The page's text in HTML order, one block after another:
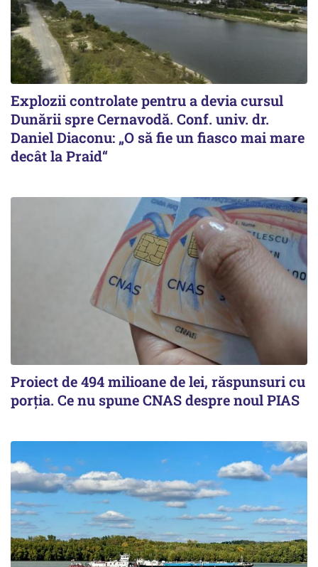
Explozii controlate pentru a devia cursul
Dunării spre Cernavodă. Conf. univ. dr.
Daniel Diaconu: „O să fie un fiasco mai mare
decât la Praid“
Proiect de 494 milioane de lei, răspunsuri cu
porția. Ce nu spune CNAS despre noul PIAS